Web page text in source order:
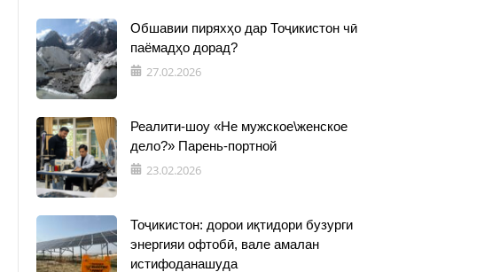
Обшавии пиряхҳо дар Тоҷикистон чӣ
паёмадҳо дорад?
27.02.2026
Реалити-шоу «Не мужское\женское
дело?» Парень-портной
23.02.2026
Тоҷикистон: дорои иқтидори бузурги
энергияи офтобӣ, вале амалан
истифоданашуда